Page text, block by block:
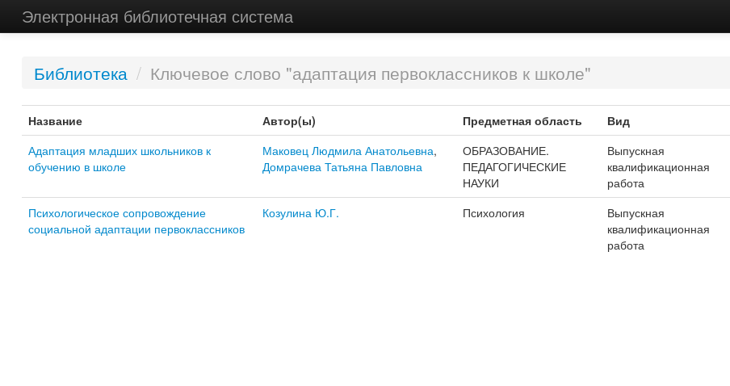
Электронная библиотечная система
Библиотека / Ключевое слово "адаптация первоклассников к школе"
Название Автор(ы) Предметная область Вид
Адаптация младших школьников к
обучению в школе
Маковец Людмила Анатольевна,
Домрачева Татьяна Павловна
ОБРАЗОВАНИЕ.
ПЕДАГОГИЧЕСКИЕ
НАУКИ
Выпускная
квалификационная
работа
Психологическое сопровождение
социальной адаптации первоклассников
Козулина Ю.Г. Психология
Выпускная
квалификационная
работа